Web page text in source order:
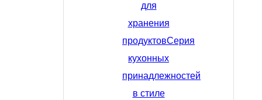
для
хранения
продуктовСерия
кухонных
принадлежностей
в стиле